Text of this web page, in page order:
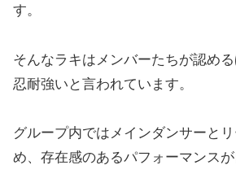
す。
そんなラキはメンバーたちが認める
忍耐強いと言われています。
グループ内ではメインダンサーと
め、存在感のあるパフォーマンスが